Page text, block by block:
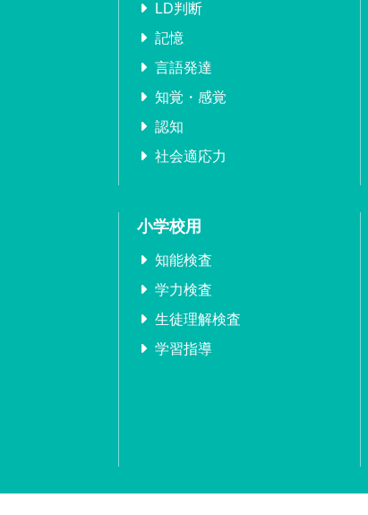
LD判断
記憶
言語発達
知覚・感覚
認知
社会適応力
小学校用
知能検査
学力検査
生徒理解検査
学習指導